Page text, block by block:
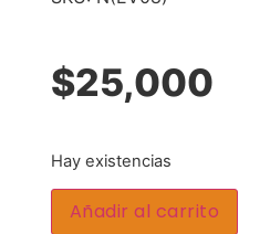
$25,000
Hay existencias
Añadir al carrito